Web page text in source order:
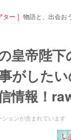
ター ] 物語と、出会お
皇帝陛
がした
情報！
ョンが含まれています